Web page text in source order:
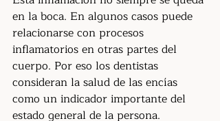
en la boca. En algunos casos puede
relacionarse con procesos
inflamatorios en otras partes del
cuerpo. Por eso los dentistas
consideran la salud de las encías
como un indicador importante del
estado general de la persona.